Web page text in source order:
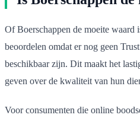
Of Boerschappen de moeite
beoordelen omdat er nog geen
beschikbaar zijn. Dit maakt het
geven over de kwaliteit van hun
Voor consumenten die online